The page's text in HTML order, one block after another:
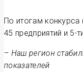
По итогам конкурса
45 предприятий и 5-
– Наш регион
показателей